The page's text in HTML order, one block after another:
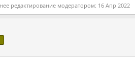
редактирование модератором: 16 Апр 2022